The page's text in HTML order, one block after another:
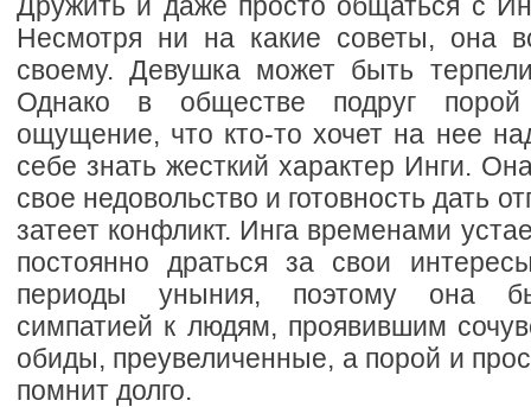
Несмотря ни на какие советы, она
своему. Девушка может быть
Однако в обществе подруг
ощущение, что кто-то хочет на нее
себе знать жесткий характер Инги.
свое недовольство и готовность дать
затеет конфликт. Инга временами
постоянно драться за свои
периоды уныния, поэтому она
симпатией к людям, проявившим
обиды, преувеличенные, а порой и
помнит долго.